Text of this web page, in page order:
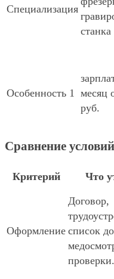
Специализация
Особенность 1 месяц
руб.
Сравнение
Критерий Что
Оформление
Договор,
список
проверки.